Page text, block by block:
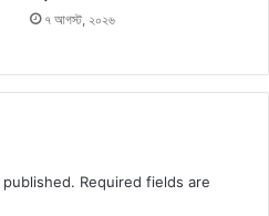
৭ আগস্ট, ২০২৬
Required fields are